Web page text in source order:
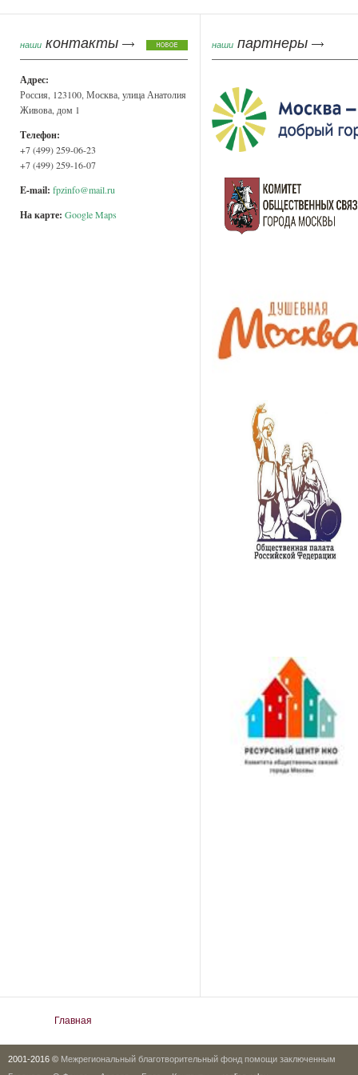
наши контакты
Адрес:
Россия, 123100, Москва, улица Анатолия
Живова, дом 1
Телефон:
+7 (499) 259-06-23
+7 (499) 259-16-07
E-mail: fpzinfo@mail.ru
На карте: Google Maps
наши партнеры
Главная
2001-2016 © Межрегиональный благотворительный фонд помощи заключенным